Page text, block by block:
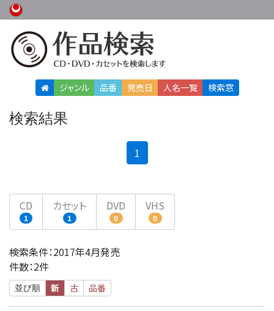
ジャンル 品番 発売日 人名一覧 検索窓
検索結果
1
CD
1
カセット
1
DVD
0
VHS
0
検索条件：2017年4月発売
件数：2件
並び順 新 古 品番